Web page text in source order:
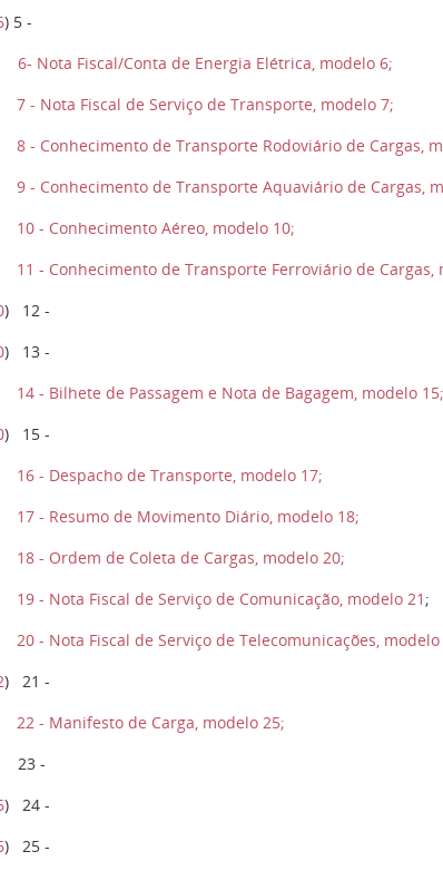
) 5 -
6- Nota Fiscal/Conta de Energia Elétrica, modelo 6;
7 - Nota Fiscal de Serviço de Transporte, modelo 7;
8 - Conhecimento de Transporte Rodoviário de Cargas,
9 - Conhecimento de Transporte Aquaviário de Cargas,
10 - Conhecimento Aéreo, modelo 10;
11 - Conhecimento de Transporte Ferroviário de Cargas,
) 12 -
) 13 -
14 - Bilhete de Passagem e Nota de Bagagem, modelo 15;
) 15 -
16 - Despacho de Transporte, modelo 17;
17 - Resumo de Movimento Diário, modelo 18;
18 - Ordem de Coleta de Cargas, modelo 20;
19 - Nota Fiscal de Serviço de Comunicação, modelo 21 ;
20 - Nota Fiscal de Serviço de Telecomunicações, modelo
) 21 -
22 - Manifesto de Carga, modelo 25;
23 -
) 24 -
) 25 -